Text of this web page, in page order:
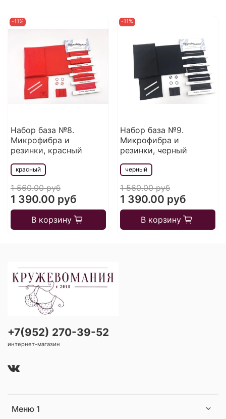
-11%
Набор база №8.
Микрофибра и
резинки, красный
красный
1 560.00 руб
1 390.00 руб
В корзину
-11%
Набор база №9.
Микрофибра и
резинки, черный
черный
1 560.00 руб
1 390.00 руб
В корзину
Меню 1
+7(952) 270-39-52
интернет-магазин